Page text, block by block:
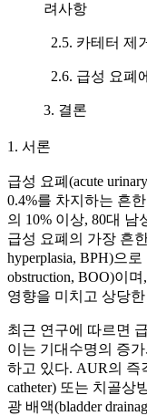
려사항
2.5. 카테터 제
2.6. 급성 요폐
3. 결론
1. 서론
급성 요폐(acute
0.4%를 차지하는 흔
의 10% 이상, 80대
급성 요폐의 가장 흔
hyperplasia, BPH)으
obstruction, BOO)이
영향을 미치고 상당
최근 연구에 따르면
이는 기대수명의 증
하고 있다. AUR의 즉
catheter) 또는 치골상
광 배액(bladder